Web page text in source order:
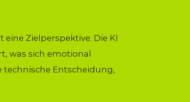
Zielperspektive. Die KI
was sich emotional
technische Entscheidung,